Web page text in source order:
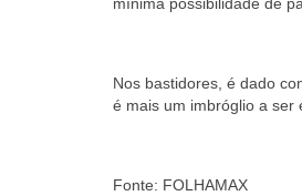
Nos bastidores, é dado
é mais um imbróglio a ser
Fonte: FOLHAMAX